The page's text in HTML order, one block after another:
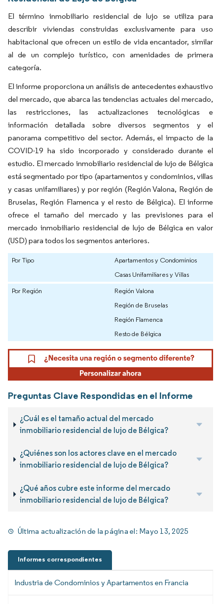
El término inmobiliario residencial de lujo se utiliza para
describir viviendas construidas exclusivamente para uso
habitacional que ofrecen un estilo de vida encantador, similar
al de un complejo turístico, con amenidades de primera
categoría.
El informe proporciona un análisis de antecedentes exhaustivo
del mercado, que abarca las tendencias actuales del mercado,
las restricciones, las actualizaciones tecnológicas e
información detallada sobre diversos segmentos y el
panorama competitivo del sector. Además, el impacto de la
COVID-19 ha sido incorporado y considerado durante el
estudio. El mercado inmobiliario residencial de lujo de Bélgica
está segmentado por tipo (apartamentos y condominios, villas
y casas unifamiliares) y por región (Región Valona, Región de
Bruselas, Región Flamenca y el resto de Bélgica). El informe
ofrece el tamaño del mercado y las previsiones para el
mercado inmobiliario residencial de lujo de Bélgica en valor
(USD) para todos los segmentos anteriores.
Por Tipo
Apartamentos y Condominios
Casas Unifamiliares y Villas
Por Región
Región Valona
Región de Bruselas
Región Flamenca
Resto de Bélgica
Preguntas Clave Respondidas en el Informe
¿Cuál es el tamaño actual del mercado
inmobiliario residencial de lujo de Bélgica?
¿Quiénes son los actores clave en el mercado
inmobiliario residencial de lujo de Bélgica?
¿Qué años cubre este informe del mercado
inmobiliario residencial de lujo de Bélgica?
Última actualización de la página el: Mayo 13, 2025
Informes correspondientes
Industria de Condominios y Apartamentos en Francia